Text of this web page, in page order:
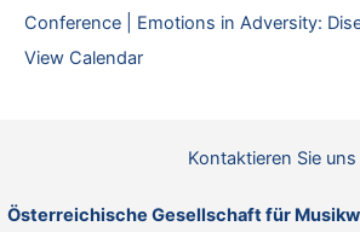
Conference | Emotions in Adversity:
View Calendar
Kontaktieren Sie uns
Österreichische Gesellschaft für